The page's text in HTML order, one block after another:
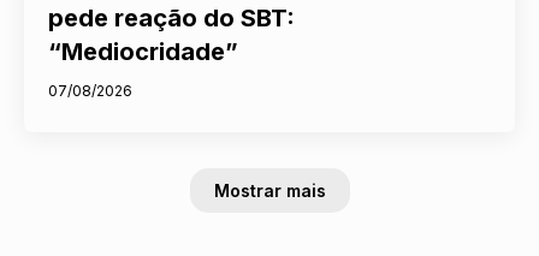
pede reação do SBT:
“Mediocridade”
07/08/2026
Mostrar mais